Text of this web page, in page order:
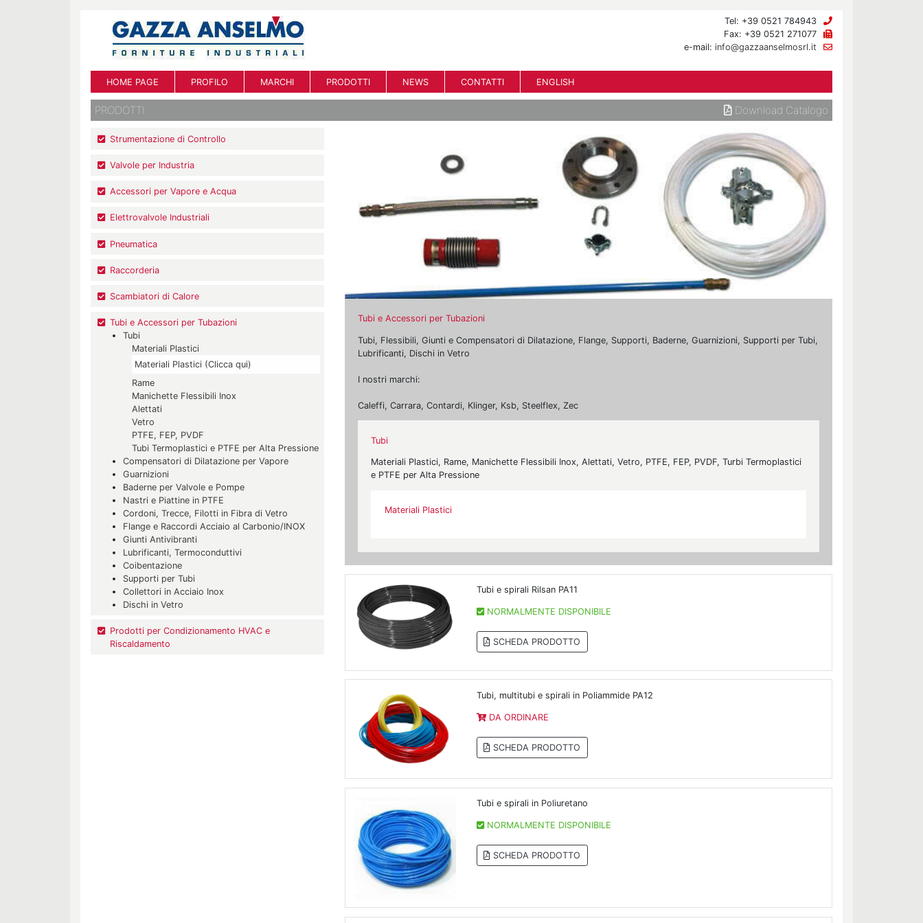
Tel: +39 0521 784943
Fax: +39 0521 271077
e-mail: info@gazzaanselmosrl.it
HOME PAGE PROFILO MARCHI PRODOTTI NEWS CONTATTI ENGLISH
PRODOTTI Download Catalogo
Strumentazione di Controllo
Valvole per Industria
Accessori per Vapore e Acqua
Elettrovalvole Industriali
Pneumatica
Raccorderia
Scambiatori di Calore
Tubi e Accessori per Tubazioni
Tubi
Materiali Plastici
Materiali Plastici (Clicca qui)
Rame
Manichette Flessibili Inox
Alettati
Vetro
PTFE, FEP, PVDF
Tubi Termoplastici e PTFE per Alta Pressione
Compensatori di Dilatazione per Vapore
Guarnizioni
Baderne per Valvole e Pompe
Nastri e Piattine in PTFE
Cordoni, Trecce, Filotti in Fibra di Vetro
Flange e Raccordi Acciaio al Carbonio/INOX
Giunti Antivibranti
Lubrificanti, Termoconduttivi
Coibentazione
Supporti per Tubi
Collettori in Acciaio Inox
Dischi in Vetro
Prodotti per Condizionamento HVAC e
Riscaldamento
Tubi e Accessori per Tubazioni
Tubi, Flessibili, Giunti e Compensatori di Dilatazione, Flange, Supporti, Baderne, Guarnizioni, Supporti per Tubi,
Lubrificanti, Dischi in Vetro
I nostri marchi:
Caleffi, Carrara, Contardi, Klinger, Ksb, Steelflex, Zec
Tubi
Materiali Plastici, Rame, Manichette Flessibili Inox, Alettati, Vetro, PTFE, FEP, PVDF, Turbi Termoplastici
e PTFE per Alta Pressione
Materiali Plastici
Tubi e spirali Rilsan PA11
NORMALMENTE DISPONIBILE
SCHEDA PRODOTTO
Tubi, multitubi e spirali in Poliammide PA12
DA ORDINARE
SCHEDA PRODOTTO
Tubi e spirali in Poliuretano
NORMALMENTE DISPONIBILE
SCHEDA PRODOTTO